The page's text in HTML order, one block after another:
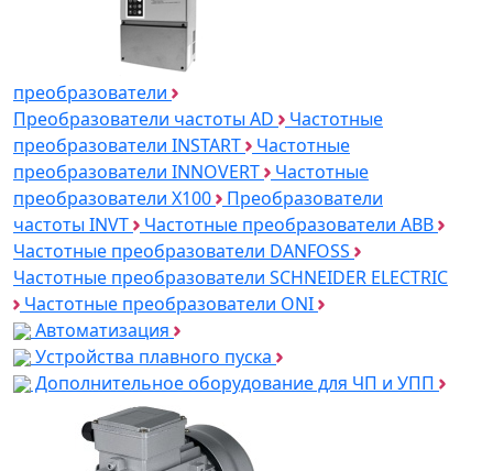
преобразователи
Преобразователи частоты AD
Частотные
преобразователи INSTART
Частотные
преобразователи INNOVERT
Частотные
преобразователи Х100
Преобразователи
частоты INVT
Частотные преобразователи ABB
Частотные преобразователи DANFOSS
Частотные преобразователи SCHNEIDER ELECTRIC
Частотные преобразователи ONI
Автоматизация
Устройства плавного пуска
Дополнительное оборудование для ЧП и УПП